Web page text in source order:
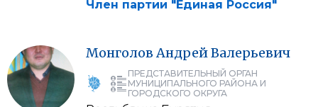
Член партии "Единая Россия"
Монголов АндрейВалерьевич
ПРЕДСТАВИТЕЛЬНЫЙ ОРГАН
МУНИЦИПАЛЬНОГО РАЙОНА И
ГОРОДСКОГО ОКРУГА